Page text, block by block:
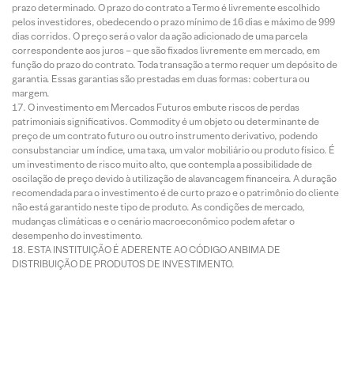
prazo determinado. O prazo do contrato a Termo é livremente escolhido
pelos investidores, obedecendo o prazo mínimo de 16 dias e máximo de 999
dias corridos. O preço será o valor da ação adicionado de uma parcela
correspondente aos juros – que são fixados livremente em mercado, em
função do prazo do contrato. Toda transação a termo requer um depósito de
garantia. Essas garantias são prestadas em duas formas: cobertura ou
margem.
O investimento em Mercados Futuros embute riscos de perdas
patrimoniais significativos. Commodity é um objeto ou determinante de
preço de um contrato futuro ou outro instrumento derivativo, podendo
consubstanciar um índice, uma taxa, um valor mobiliário ou produto físico. É
um investimento de risco muito alto, que contempla a possibilidade de
oscilação de preço devido à utilização de alavancagem financeira. A duração
recomendada para o investimento é de curto prazo e o patrimônio do cliente
não está garantido neste tipo de produto. As condições de mercado,
mudanças climáticas e o cenário macroeconômico podem afetar o
desempenho do investimento.
ESTA INSTITUIÇÃO É ADERENTE AO CÓDIGO ANBIMA DE
DISTRIBUIÇÃO DE PRODUTOS DE INVESTIMENTO.